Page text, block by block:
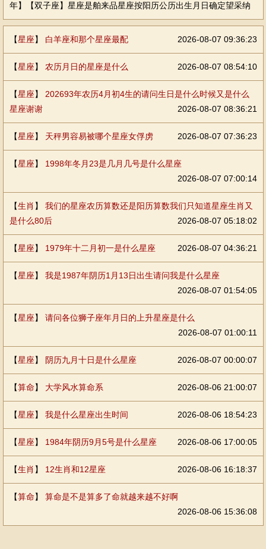
年】【双子座】星座是舶来品星座按阳历公历出生月日确定望采纳
【星座】 白羊座和那个星座最配 2026-08-07 09:36:23
【星座】 农历月日的星座是什么 2026-08-07 08:54:10
【星座】 202693年农历4月初4生的请问生日是什么时候又是什么
星座谢谢
2026-08-07 08:36:21
【星座】 天秤男容易被哪个星座女俘虏 2026-08-07 07:36:23
【星座】 1998年冬月23是几月几号是什么星座
2026-08-07 07:00:14
【生肖 】 我们的星座农历算数还是阳历算数我们只知道星座生肖又
是什么80后
2026-08-07 05:18:02
【星座】 1979年十二月初一是什么星座 2026-08-07 04:36:21
【星座】 我是1987年阴历1月13日出生请问我是什么星座
2026-08-07 01:54:05
【星座】 请问各位狮子座年月日的上升星座是什么
2026-08-07 01:00:11
【星座】 阴历九月十日是什么星座 2026-08-07 00:00:07
【算命】 大学风水算命系 2026-08-06 21:00:07
【星座】 我是什么星座出生时间 2026-08-06 18:54:23
【星座】 1984年阴历9月5号是什么星座 2026-08-06 17:00:05
【生肖 】 12生肖和12星座 2026-08-06 16:18:37
【算命】 算命是不是算多了命就越来越不好啊
2026-08-06 15:36:08